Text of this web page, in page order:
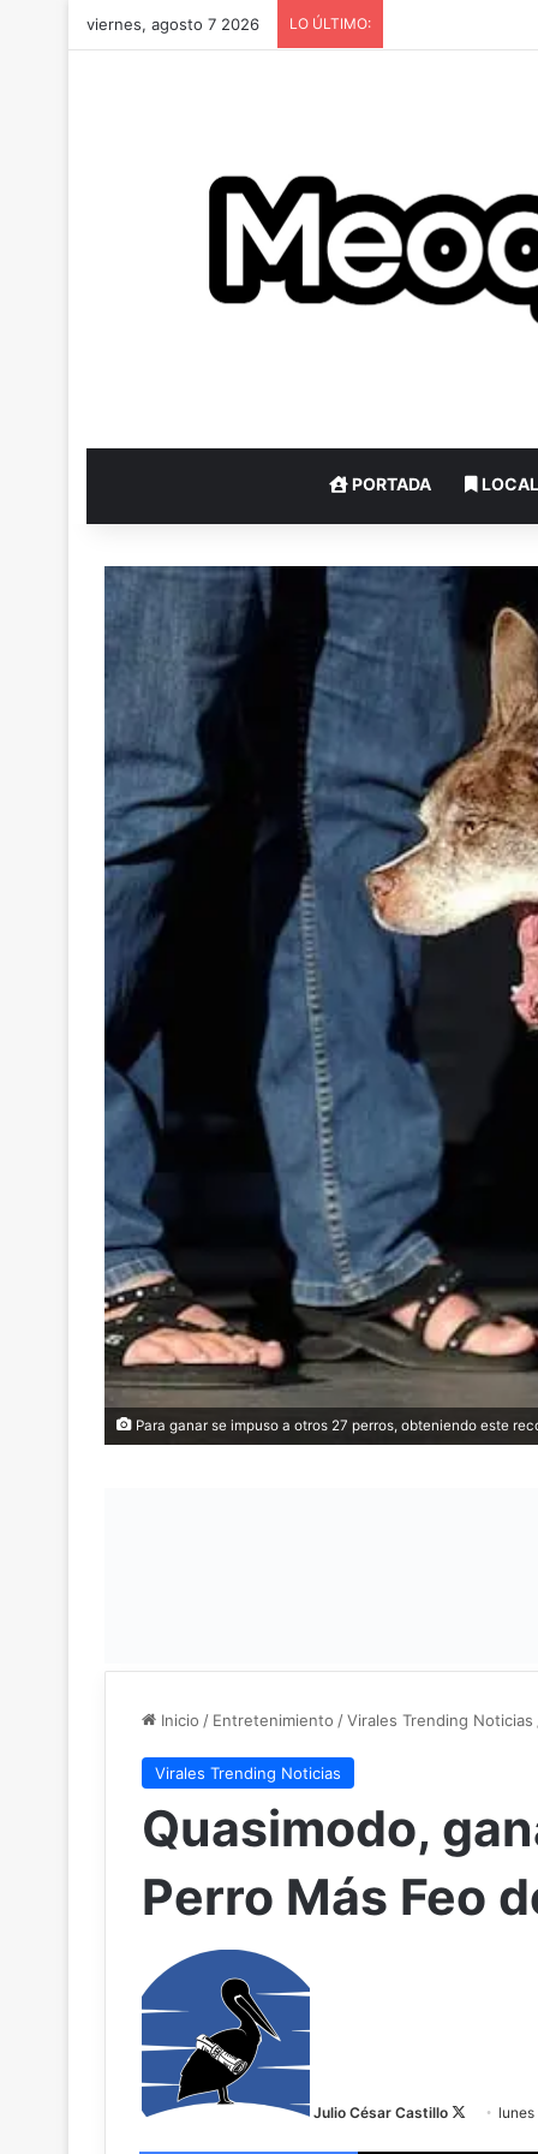
viernes, agosto 7 2026 LO ÚLTIMO:
PORTADA LOCAL
Para ganar se impuso a otros 27 perros, obteniendo este
Inicio / Entretenimiento /Virales Trending Noticias
Virales Trending Noticias
Quasimodo,
Perro Más Feo
Julio César Castillo